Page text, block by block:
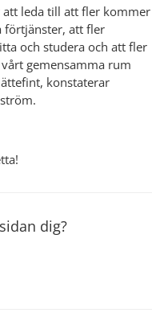
leda till att fler kommer
förtjänster, att fler
och studera och att fler
gemensamma rum
konstaterar
dig?